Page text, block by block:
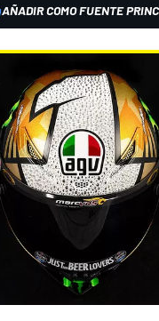
AÑADIR COMO FUENTE